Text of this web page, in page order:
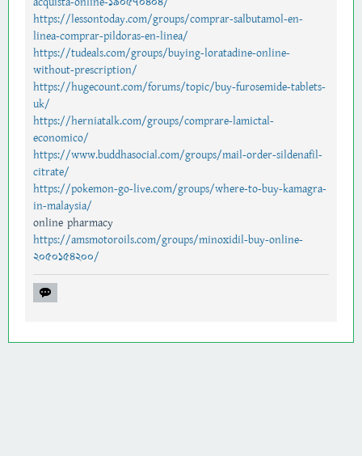
https://lessontoday.com/groups/comprar-salbutamol-en-
linea-comprar-pildoras-en-linea/
https://tudeals.com/groups/buying-loratadine-online-
without-prescription/
https://hugecount.com/forums/topic/buy-furosemide-tablets-
uk/
https://herniatalk.com/groups/comprare-lamictal-
economico/
https://www.buddhasocial.com/groups/mail-order-sildenafil-
citrate/
https://pokemon-go-live.com/groups/where-to-buy-kamagra-
in-malaysia/
online pharmacy
https://amsmotoroils.com/groups/minoxidil-buy-online-
2050154200/